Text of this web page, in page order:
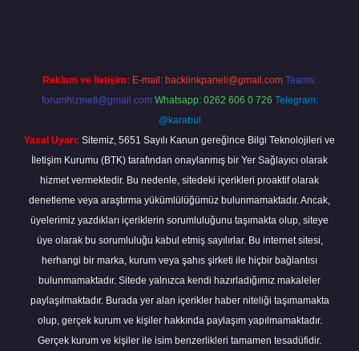
Reklam ve İletişim: E-mail: backlinkpaneli@gmail.com Teams:
forumhizmeti@gmail.com Whatsapp: 0262 606 0 726 Telegram:
@karabul
Yasal Uyarı: Sitemiz, 5651 Sayılı Kanun gereğince Bilgi Teknolojileri ve
İletişim Kurumu (BTK) tarafından onaylanmış bir Yer Sağlayıcı olarak
hizmet vermektedir. Bu nedenle, sitedeki içerikleri proaktif olarak
denetleme veya araştırma yükümlülüğümüz bulunmamaktadır. Ancak,
üyelerimiz yazdıkları içeriklerin sorumluluğunu taşımakta olup, siteye
üye olarak bu sorumluluğu kabul etmiş sayılırlar. Bu internet sitesi,
herhangi bir marka, kurum veya şahıs şirketi ile hiçbir bağlantısı
bulunmamaktadır. Sitede yalnızca kendi hazırladığımız makaleler
paylaşılmaktadır. Burada yer alan içerikler haber niteliği taşımamakta
olup, gerçek kurum ve kişiler hakkında paylaşım yapılmamaktadır.
Gerçek kurum ve kişiler ile isim benzerlikleri tamamen tesadüfidir.